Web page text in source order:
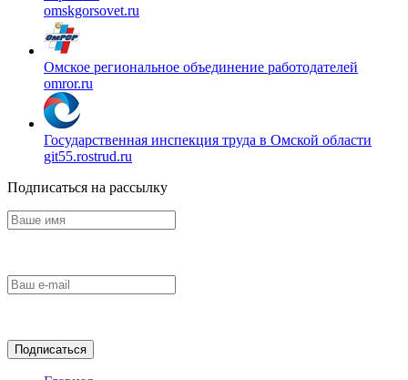
omskgorsovet.ru
Омское региональное объединение работодателей
omror.ru
Государственная инспекция труда в Омской области
git55.rostrud.ru
Подписаться на рассылку